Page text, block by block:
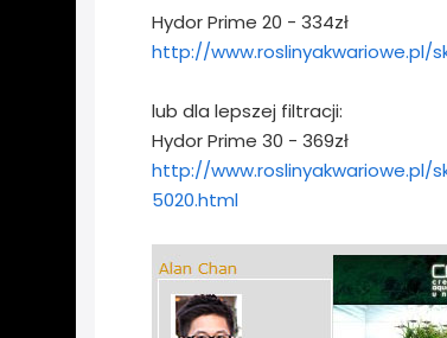
Hydor Prime 20 - 334zł
http://
lub dla lepszej filtracji:
Hydor Prime 30 - 369zł
http://
5020.html